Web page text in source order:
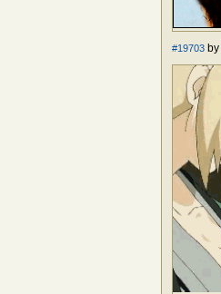
#19703 by